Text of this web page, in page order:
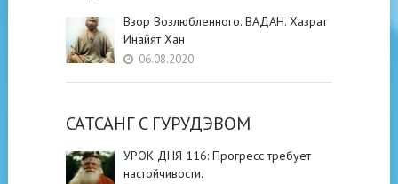
Взор Возлюбленного. ВАДАН. Хазрат
Инайят Хан
06.08.2020
САТСАНГ C ГУРУДЭВОМ
УРОК ДНЯ 116: Прогресс требует
настойчивости.